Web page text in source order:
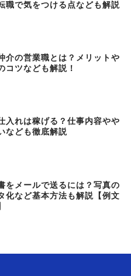
職で気をつける点なども解説
介の営業職とは？メリットや
コツなども解説！
入れは稼げる？仕事内容やや
なども徹底解説
をメールで送るには？写真の
化など基本方法も解説【例文